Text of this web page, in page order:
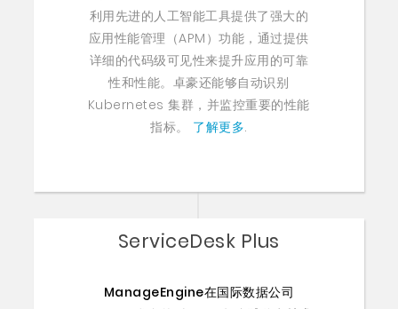
利用先进的人工智能工具提供了强大的
应用性能管理（APM）功能，通过提供
详细的代码级可见性来提升应用的可靠
性和性能。卓豪还能够自动识别
Kubernetes 集群，并监控重要的性能
指标。 了解更多.
ServiceDesk Plus
ManageEngine在国际数据公司